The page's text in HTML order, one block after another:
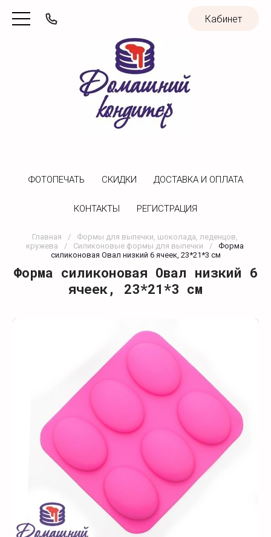
Кабинет
ФОТОПЕЧАТЬ CКИДКИ ДОСТАВКА И ОПЛАТА
КОНТАКТЫ РЕГИСТРАЦИЯ
Главная /
Формы для выпечки, шоколада, леденцов,
кружева
/ Силиконовые формы для выпечки /
Форма
силиконовая Овал низкий 6 ячеек, 23*21*3 см
Форма силиконовая Овал низкий 6
ячеек, 23*21*3 см